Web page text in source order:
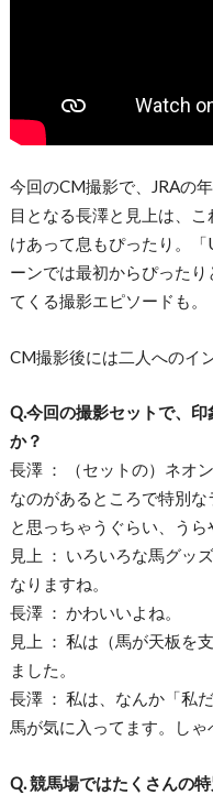
今回のCM撮影で、JRAの
目となる長澤と見上は、
けあって息もぴったり。
ーンでは最初からぴった
てくる撮影エピソードも。
CM撮影後には二人へのイ
Q.今回の撮影セットで、
か？
長澤 ： （セットの）ネオ
なのがあるところで特別
と思っちゃうぐらい、うら
見上 ： いろいろな馬グッ
なりますね。
長澤 ： かわいいよね。
見上 ： 私は（馬が天板を
ました。
長澤 ： 私は、なんか「私
馬が気に入ってます。しゃ
Q. 競馬場ではたくさんの